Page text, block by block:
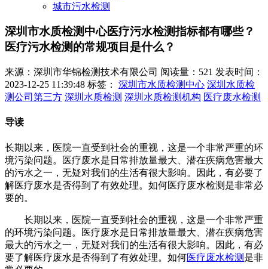
城市污水检测
深圳市水质检测中心医疗污水检测指标都有哪些？
医疗污水检测的常规项目是什么？
来源：深圳市华锦检测技术有限公司 阅读量：521 发表时间：
2023-12-25 11:39:48 标签： 深圳市水质检测中心 深圳水质检
测公司第三方 深圳水质检测 深圳水质检测机构 医疗废水检测
导读
长期以来，医院一直受到社会的重视，这是一个非常严重的环
境污染问题。医疗废水是日常排放量最大、潜在疾病危害最大
的污水之一，无疑对我们的生活有很大影响。因此，有必要了
解医疗废水是否得到了有效处理。如何医疗废水检测是非常必
要的。
长期以来，医院一直受到社会的重视，这是一个非常严重
的环境污染问题。医疗废水是日常排放量最大、潜在疾病危害
最大的污水之一，无疑对我们的生活有很大影响。因此，有必
要了解医疗废水是否得到了有效处理。如何医疗废水检测 是非